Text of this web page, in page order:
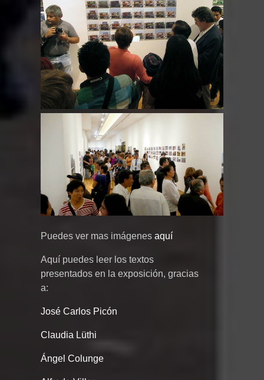
Puedes ver mas imágenes aquí
Aquí puedes leer los textos
presentados en la exposición, gracias
a:
José Carlos Picón
Claudia Lüthi
Ángel Colunge